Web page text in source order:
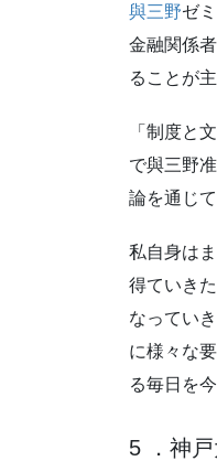
與三野ゼ
金融関係
ることが
「制度と
で與三野
論を通じ
私自身は
得ていき
なってい
に様々な
る毎日を
5 ．神